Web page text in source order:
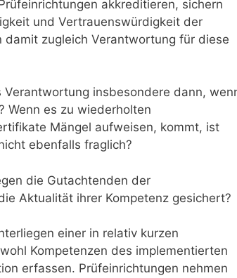
akkreditieren, sichern
und Vertrauenswürdigkeit der
zugleich Verantwortung für diese
insbesondere dann,
Wenn es zu wiederholten
Mängel aufweisen, kommt, ist
ebenfalls fraglich?
die Gutachtenden der
Aktualität ihrer Kompetenz gesichert?
einer in relativ kurzen
Kompetenzen des implementierten
erfassen. Prüfeinrichtungen nehmen